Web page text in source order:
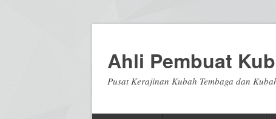
Ahli Pembuat
Pusat Kerajinan Kubah Tembaga dan